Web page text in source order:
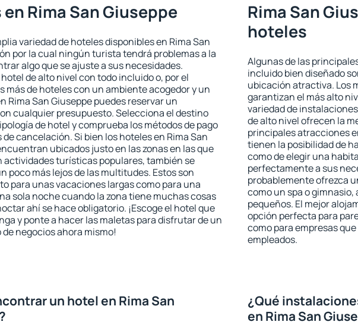
Rima San Giuseppe
variedad de hoteles disponibles en Rima San
por la cual ningún turista tendrá problemas a la
algo que se ajuste a sus necesidades.
de alto nivel con todo incluido o, por el
más de hoteles con un ambiente acogedor y un
Rima San Giuseppe puedes reservar un
cualquier presupuesto. Selecciona el destino
de hotel y comprueba los métodos de pago
de cancelación. Si bien los hoteles en Rima San
ubicados justo en las zonas en las que
actividades turísticas populares, también se
poco más lejos de las multitudes. Estos son
para unas vacaciones largas como para una
sola noche cuando la zona tiene muchas cosas
ahí se hace obligatorio. ¡Escoge el hotel que
y ponte a hacer las maletas para disfrutar de un
de negocios ahora mismo!
Rima San
hoteles
Algunas de las
incluido bien diseñado
ubicación atractiva. Los
garantizan el más alto
variedad de
de alto nivel ofrecen la
principales atracciones
tienen la posibilidad de
como de elegir una
perfectamente a sus
probablemente ofrezca
como un spa o
pequeños. El mejor
opción perfecta para
como para empresas
empleados.
un hotel en Rima San
¿Qué
en Rima San